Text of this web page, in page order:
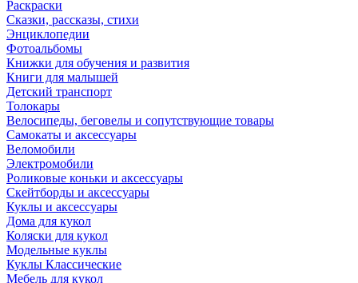
Раскраски
Сказки, рассказы, стихи
Энциклопедии
Фотоальбомы
Книжки для обучения и развития
Книги для малышей
Детский транспорт
Толокары
Велосипеды, беговелы и сопутствующие товары
Самокаты и аксессуары
Веломобили
Электромобили
Роликовые коньки и аксессуары
Скейтборды и аксессуары
Куклы и аксессуары
Дома для кукол
Коляски для кукол
Модельные куклы
Куклы Классические
Мебель для кукол